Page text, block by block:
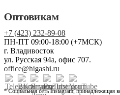
Оптовикам
+7 (423) 232-89-08
ПН-ПТ 09:00-18:00 (+7МСК)
г. Владивосток
ул. Русская 94а, офис 707.
office@higashi.ru
* Социальная сеть Instagram, принадлежащая